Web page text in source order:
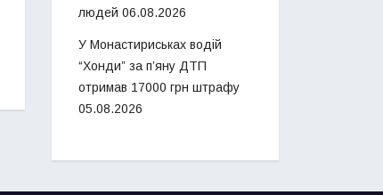
людей 06.08.2026
У Монастириськах водій
“Хонди” за п’яну ДТП
отримав 17000 грн штрафу
05.08.2026